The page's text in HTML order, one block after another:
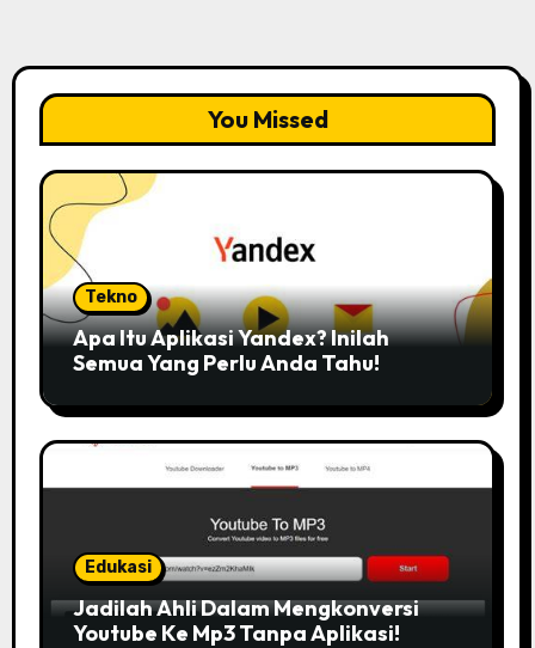
You Missed
Tekno
Apa Itu Aplikasi Yandex? Inilah
Semua Yang Perlu Anda Tahu!
Edukasi
Jadilah Ahli Dalam Mengkonversi
Youtube Ke Mp3 Tanpa Aplikasi!